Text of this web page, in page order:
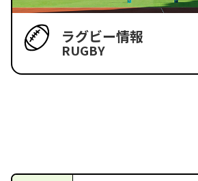
ラグビー情報
RUGBY